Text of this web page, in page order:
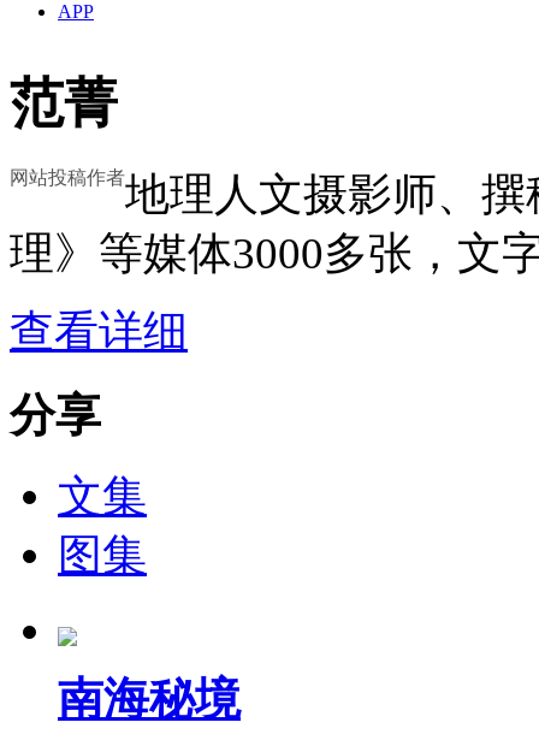
APP
范菁
网站投稿作者地理人文摄影师、
理》等媒体3000多张，文
查看详细
分享
文集
图集
南海秘境